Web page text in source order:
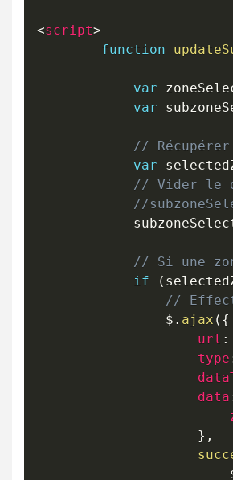
<script>
function
var
var
//
var
// Vider le
//
// Si une
if
(
//
                $
. ajax ( {
url :
type
data
} ,